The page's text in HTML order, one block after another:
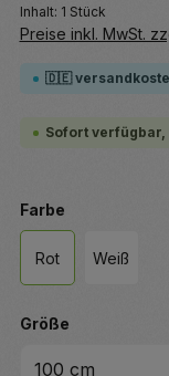
Inhalt: 1 Stück
Preise inkl. MwSt.
🇩🇪
Sofort verfügbar,
Farbeauswählen
Rot Weiß
Größeauswählen